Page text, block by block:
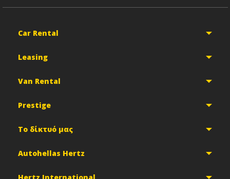
Car Rental
Leasing
Van Rental
Prestige
Το δίκτυό μας
Autohellas Hertz